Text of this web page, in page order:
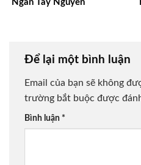
Ngàn Tây Nguyên
Để lại một bình luận
Email của bạn sẽ không
trường bắt buộc được
Bình luận *